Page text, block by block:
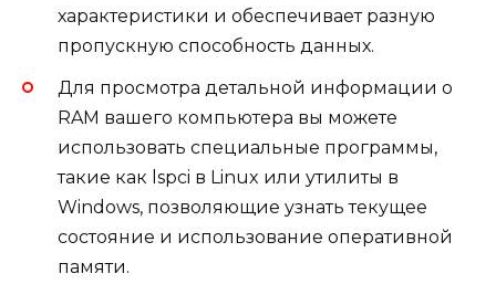
характеристики и обеспечивает разную
пропускную способность данных.
Для просмотра детальной информации о
RAM вашего компьютера вы можете
использовать специальные программы,
такие как lspci в Linux или утилиты в
Windows, позволяющие узнать текущее
состояние и использование оперативной
памяти.